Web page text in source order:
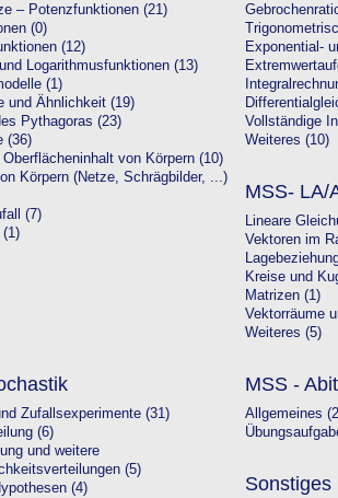
– Potenzfunktionen (21)
(0)
(12)
Logarithmusfunktionen (13)
(1)
und Ähnlichkeit (19)
Pythagoras (23)
(36)
von Körpern (10)
Körpern (Netze, Schrägbilder, ...)
(7)
(1)
Exponential-
Vollständige
Weiteres (10)
MSS- LA/
Lineare
Vektoren im
Kreise und
Matrizen (1)
Vektorräume
Weiteres (5)
Zufallsexperimente (31)
(6)
und weitere
(5)
(4)
MSS -
Allgemeines
Sonstiges